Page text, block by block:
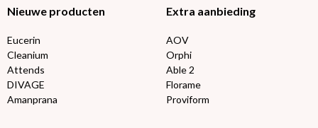
Nieuwe producten
Eucerin
Cleanium
Attends
DIVAGE
Amanprana
Extra aanbieding
AOV
Orphi
Able 2
Florame
Proviform